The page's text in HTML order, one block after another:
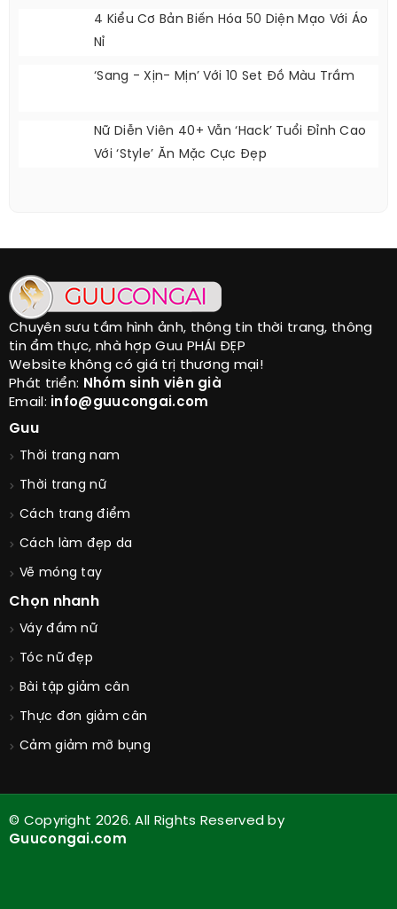
4 Kiểu Cơ Bản Biến Hóa 50 Diện Mạo Với Áo
Nỉ
‘Sang - Xịn- Mịn’ Với 10 Set Đồ Màu Trầm
Nữ Diễn Viên 40+ Vẫn ‘hack’ Tuổi Đỉnh Cao
Với ‘style’ Ăn Mặc Cực Đẹp
Chuyên sưu tầm hình ảnh, thông tin thời trang, thông
tin ẩm thực, nhà hợp Guu PHÁI ĐẸP
Website không có giá trị thương mại!
Phát triển: Nhóm sinh viên già
Email: info@guucongai.com
Guu
Thời trang nam
Thời trang nữ
Cách trang điểm
Cách làm đẹp da
Vẽ móng tay
Chọn nhanh
Váy đầm nữ
Tóc nữ đẹp
Bài tập giảm cân
Thực đơn giảm cân
Cảm giảm mỡ bụng
© Copyright 2026. All Rights Reserved by
Guucongai.com